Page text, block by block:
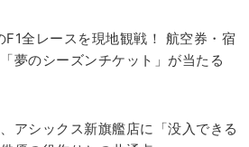
F1全レースを現地観戦！ 航空券・宿
夢のシーズンチケット」が当たる
アシックス新旗艦店に「没入できる